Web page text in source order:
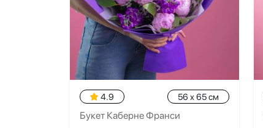
4.9 56 x 65 см
Букет Каберне Франси